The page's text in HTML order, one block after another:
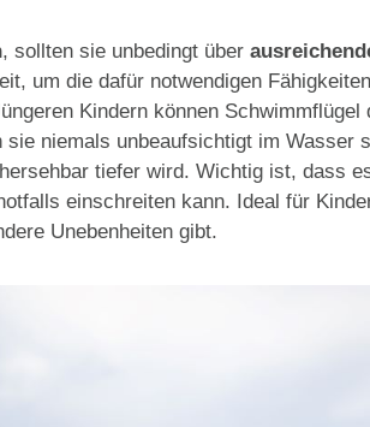
, sollten sie unbedingt über
um die dafür notwendigen
Kindern können Schwimmflügel
niemals unbeaufsichtigt im Wasser
tiefer wird. Wichtig ist, dass
einschreiten kann. Ideal für
Unebenheiten gibt.